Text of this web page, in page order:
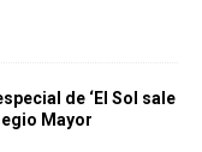
de ‘El Sol sale
Mayor